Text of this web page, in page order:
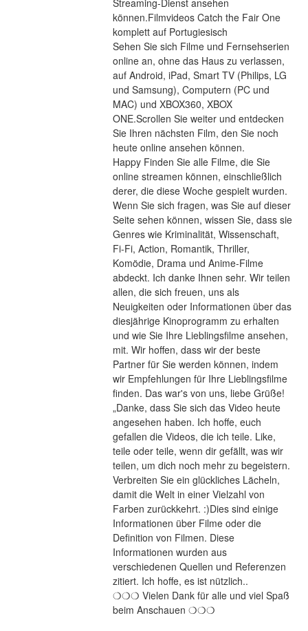
Streaming-Dienst ansehen
können.Filmvideos Catch the Fair One
komplett auf Portugiesisch
Sehen Sie sich Filme und Fernsehserien
online an, ohne das Haus zu verlassen,
auf Android, iPad, Smart TV (Philips, LG
und Samsung), Computern (PC und
MAC) und XBOX360, XBOX
ONE.Scrollen Sie weiter und entdecken
Sie Ihren nächsten Film, den Sie noch
heute online ansehen können.
Happy Finden Sie alle Filme, die Sie
online streamen können, einschließlich
derer, die diese Woche gespielt wurden.
Wenn Sie sich fragen, was Sie auf dieser
Seite sehen können, wissen Sie, dass sie
Genres wie Kriminalität, Wissenschaft,
Fi-Fi, Action, Romantik, Thriller,
Komödie, Drama und Anime-Filme
abdeckt. Ich danke Ihnen sehr. Wir teilen
allen, die sich freuen, uns als
Neuigkeiten oder Informationen über das
diesjährige Kinoprogramm zu erhalten
und wie Sie Ihre Lieblingsfilme ansehen,
mit. Wir hoffen, dass wir der beste
Partner für Sie werden können, indem
wir Empfehlungen für Ihre Lieblingsfilme
finden. Das war's von uns, liebe Grüße!
„Danke, dass Sie sich das Video heute
angesehen haben. Ich hoffe, euch
gefallen die Videos, die ich teile. Like,
teile oder teile, wenn dir gefällt, was wir
teilen, um dich noch mehr zu begeistern.
Verbreiten Sie ein glückliches Lächeln,
damit die Welt in einer Vielzahl von
Farben zurückkehrt. :)Dies sind einige
Informationen über Filme oder die
Definition von Filmen. Diese
Informationen wurden aus
verschiedenen Quellen und Referenzen
zitiert. Ich hoffe, es ist nützlich..
❍❍❍ Vielen Dank für alle und viel Spaß
beim Anschauen ❍❍❍